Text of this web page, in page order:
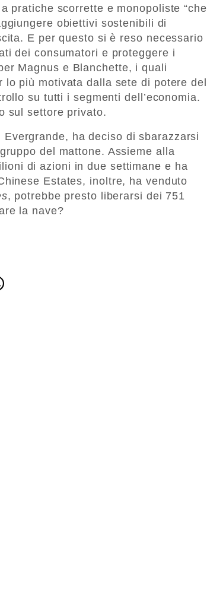
pratiche scorrette e monopoliste “che
obiettivi sostenibili di
E per questo si è reso necessario
dei consumatori e proteggere i
Magnus e Blanchette, i quali
lo più motivata dalla sete di potere del
su tutti i segmenti dell’economia.
sul settore privato.
ha deciso di sbarazzarsi
del mattone. Assieme alla
di azioni in due settimane e ha
Estates, inoltre, ha venduto
, potrebbe presto liberarsi dei 751
la nave?